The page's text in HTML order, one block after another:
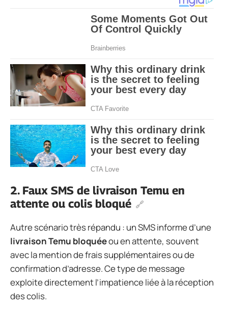
2. Faux SMS de livraison Temu en
attente ou colis bloqué
Autre scénario très répandu : un SMS informe d’une
livraison Temu bloquéeou en attente, souvent
avec la mention de frais supplémentaires ou de
confirmation d’adresse. Ce type de message
exploite directement l’impatience liée à la réception
des colis.